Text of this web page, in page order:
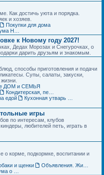
Как достичь уюта и порядка.
и хозяев.
Покупки для дома
к Новому году 2027!
Дедах Морозах и Снегурочках, о
дарить друзьям и знакомым.
способы приготовления и подачи
Супы, салаты, закуски,
ДОМ и СЕМЬЯ
едой
игры
по интересам, клубов
любителей петь, играть в
о корме, подкормке, воспитании и
и щенки